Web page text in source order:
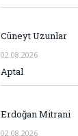
Cüneyt Uzunlar
02.08.2026
Aptal
Erdoğan Mitrani
02.08.2026